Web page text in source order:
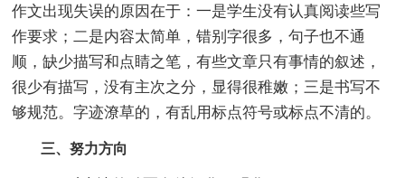
作文出现失误的原因在于：一是学生没有认真阅读些写
作要求；二是内容太简单，错别字很多，句子也不通
顺，缺少描写和点睛之笔，有些文章只有事情的叙述，
很少有描写，没有主次之分，显得很稚嫩；三是书写不
够规范。字迹潦草的，有乱用标点符号或标点不清的。
三、努力方向